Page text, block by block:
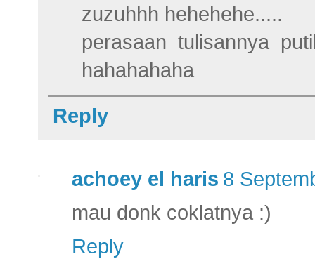
zuzuhhh hehehehe.....
perasaan tulisannya
hahahahaha
Reply
achoey el haris 8
mau donk coklatnya :)
Reply